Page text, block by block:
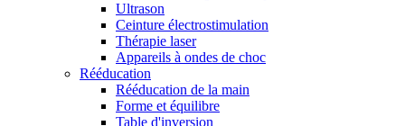
Ultrason
Ceinture électrostimulation
Thérapie laser
Appareils à ondes de choc
Rééducation
Rééducation de la main
Forme et équilibre
Table d'inversion